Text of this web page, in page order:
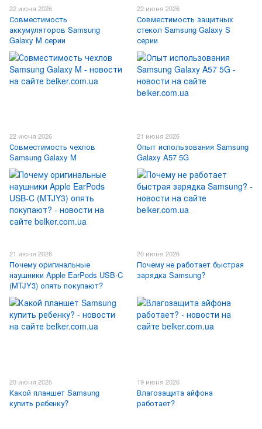
22 июня 2026
Совместимость
аккумуляторов Samsung
Galaxy M серии
22 июня 2026
Совместимость защитных
стекол Samsung Galaxy S
серии
22 июня 2026
Совместимость чехлов
Samsung Galaxy M
21 июня 2026
Опыт использования Samsung
Galaxy A57 5G
21 июня 2026
Почему оригинальные
наушники Apple EarPods USB-C
(MTJY3) опять покупают?
20 июня 2026
Почему не работает быстрая
зарядка Samsung?
20 июня 2026
Какой планшет Samsung
купить ребенку?
19 июня 2026
Влагозащита айфона
работает?